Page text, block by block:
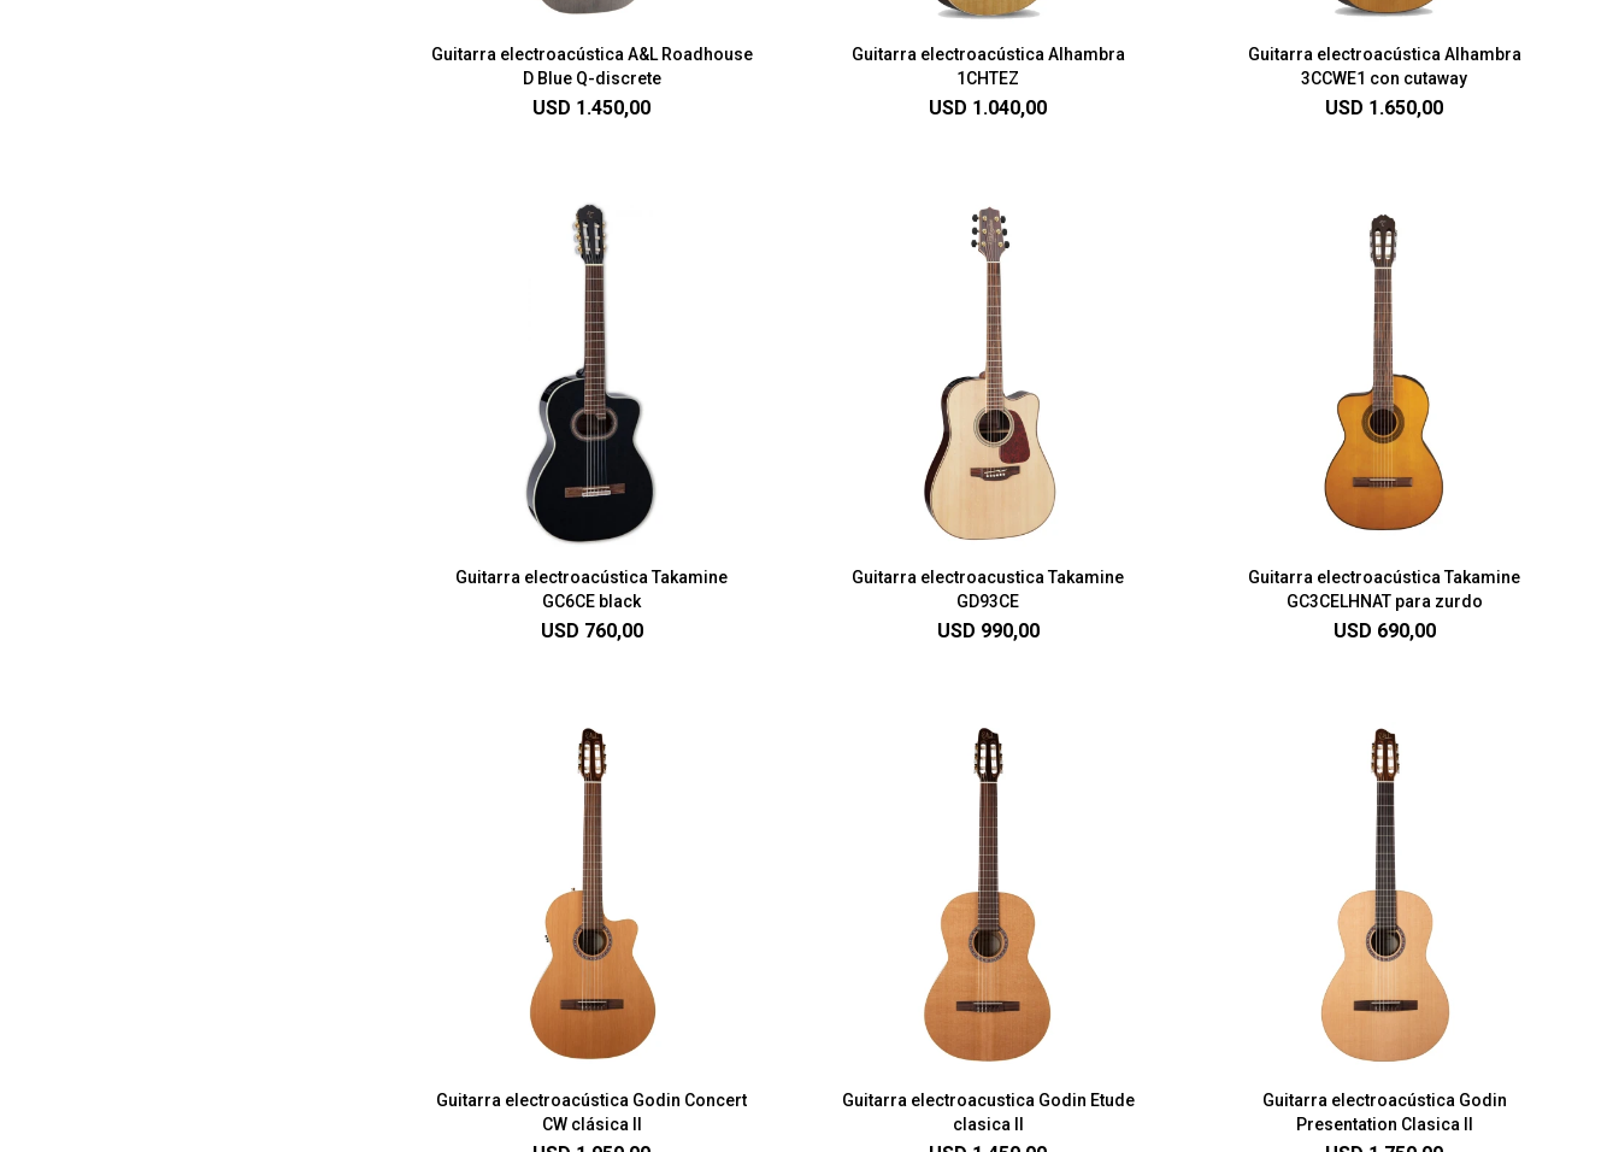
Guitarra electroacústica A&L Roadhouse
D Blue Q-discrete
USD 1.450,00
Guitarra electroacústica Alhambra
1CHTEZ
USD 1.040,00
Guitarra electroacústica Alhambra
3CCWE1 con cutaway
USD 1.650,00
Guitarra electroacústica Takamine
GC6CE black
USD 760,00
Guitarra electroacustica Takamine
GD93CE
USD 990,00
Guitarra electroacústica Takamine
GC3CELHNAT para zurdo
USD 690,00
Guitarra electroacústica Godin Concert
CW clásica II
Guitarra electroacustica Godin Etude
clasica II
Guitarra electroacústica Godin
Presentation Clasica II